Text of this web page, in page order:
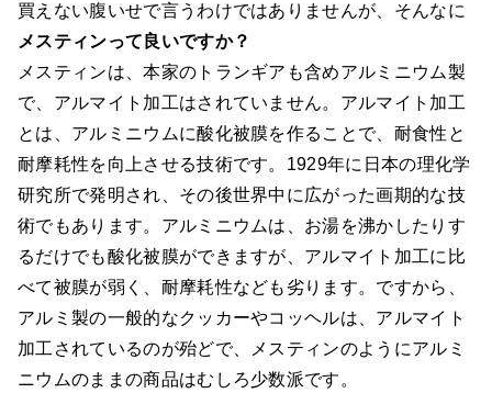
買えない腹いせで言うわけではありませんが、そんなに
メスティンって良いですか？
メスティンは、本家のトランギアも含めアルミニウム製
で、アルマイト加工はされていません。アルマイト加工
とは、アルミニウムに酸化被膜を作ることで、耐食性と
耐摩耗性を向上させる技術です。1929年に日本の理化学
研究所で発明され、その後世界中に広がった画期的な技
術でもあります。アルミニウムは、お湯を沸かしたりす
るだけでも酸化被膜ができますが、アルマイト加工に比
べて被膜が弱く、耐摩耗性なども劣ります。ですから、
アルミ製の一般的なクッカーやコッヘルは、アルマイト
加工されているのが殆どで、メスティンのようにアルミ
ニウムのままの商品はむしろ少数派です。